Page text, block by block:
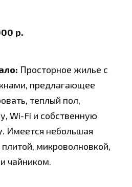
р.
Просторное жилье с
предлагающее
теплый пол,
Wi-Fi и собственную
Имеется небольшая
плитой, микроволновкой,
чайником.